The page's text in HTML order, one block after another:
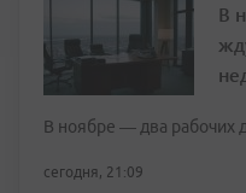
В
В ноябре — два рабочих
сегодня, 21:09